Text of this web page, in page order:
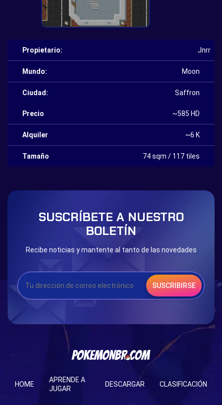
Propietario: Jnrr
Mundo: Moon
Ciudad: Saffron
Precio ~585 HD
Alquiler ~6 K
Tamaño 74 sqm / 117 tiles
SUSCRÍBETE A NUESTRO
BOLETÍN
Recibe noticias y mantente al tanto de las novedades
SUSCRIBIRSE
HOME
APRENDE A
JUGAR
DESCARGAR CLASIFICACIÓN